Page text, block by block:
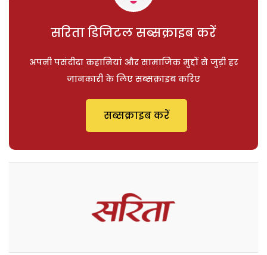
सरिता डिजिटल सब्सक्राइब करें
अपनी पसंदीदा कहानियां और सामाजिक मुद्दों से जुड़ी हर
जानकारी के लिए सब्सक्राइब करिए
सब्सक्राइब करें